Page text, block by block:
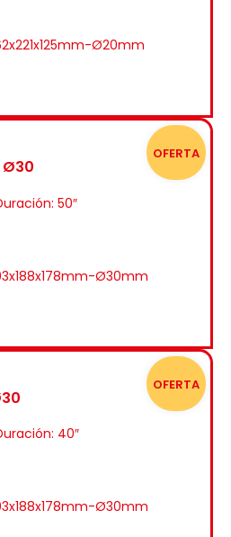
Ø20mm
OFERTA
Ø30
50″
Ø30mm
OFERTA
40″
Ø30mm